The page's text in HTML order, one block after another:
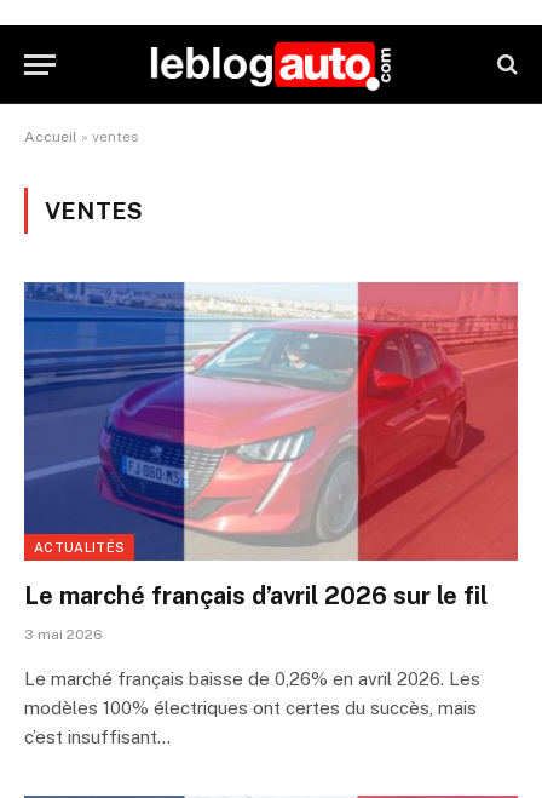
Accueil » ventes
VENTES
ACTUALITÉS
Le marché français d’avril 2026 sur le fil
3 mai 2026
Le marché français baisse de 0,26% en avril 2026. Les
modèles 100% électriques ont certes du succès, mais
c’est insuffisant…